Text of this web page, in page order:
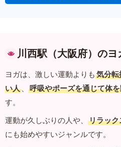
川西駅（大阪府）のヨ
ヨガは、激しい運動よりも 気分転
い人 、 呼吸やポーズを通じて体
す。
運動が久しぶりの人や、
リラッ
にも始めやすいジャンルです。